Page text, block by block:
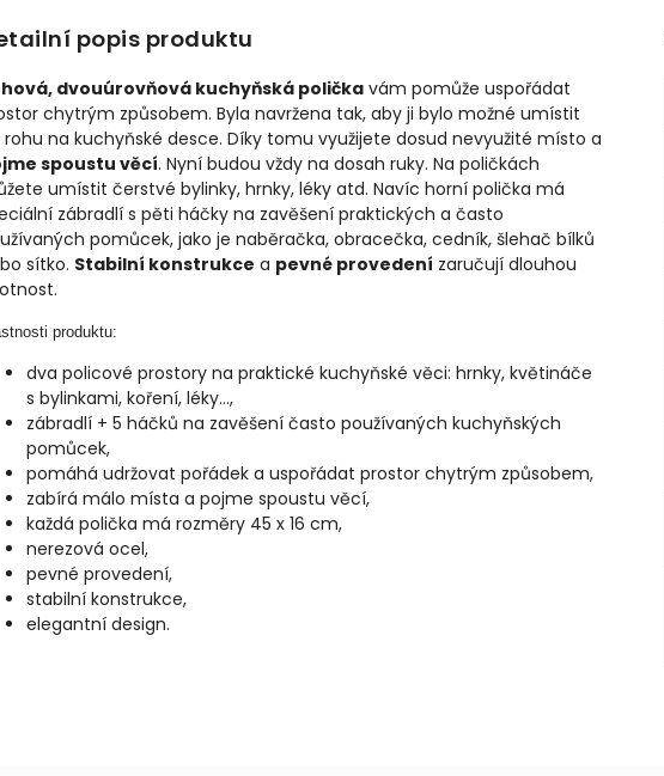
popis produktu
dvouúrovňová kuchyňská poličkavám pomůže uspořádat
chytrým způsobem. Byla navržena tak, aby ji bylo možné umístit
rohu na kuchyňské desce. Díky tomu využijete dosud nevyužité místo a
spoustu věcí. Nyní budou vždy na dosah ruky. Na poličkách
umístit čerstvé bylinky, hrnky, léky atd. Navíc horní polička má
zábradlí s pěti háčky na zavěšení praktických a často
pomůcek, jako je naběračka, obracečka, cedník, šlehač bílků
sítko. Stabilní konstrukce a pevné provedení zaručují dlouhou
produktu:
dva policové prostory na praktické kuchyňské věci: hrnky, květináče
s bylinkami, koření, léky...,
zábradlí + 5 háčků na zavěšení často používaných kuchyňských
pomůcek,
pomáhá udržovat pořádek a uspořádat prostor chytrým způsobem,
zabírá málo místa a pojme spoustu věcí,
každá polička má rozměry 45 x 16 cm,
nerezová ocel,
pevné provedení,
stabilní konstrukce,
elegantní design.